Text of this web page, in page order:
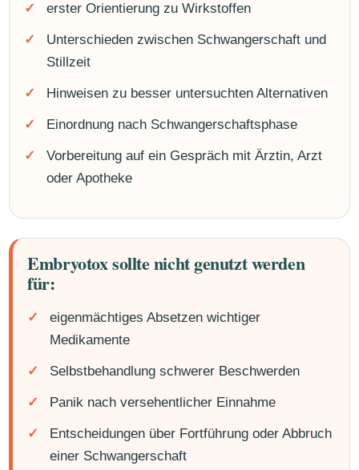
erster Orientierung zu Wirkstoffen
Unterschieden zwischen Schwangerschaft und
Stillzeit
Hinweisen zu besser untersuchten Alternativen
Einordnung nach Schwangerschaftsphase
Vorbereitung auf ein Gespräch mit Ärztin, Arzt
oder Apotheke
Embryotox sollte nicht genutzt werden
für:
eigenmächtiges Absetzen wichtiger
Medikamente
Selbstbehandlung schwerer Beschwerden
Panik nach versehentlicher Einnahme
Entscheidungen über Fortführung oder Abbruch
einer Schwangerschaft